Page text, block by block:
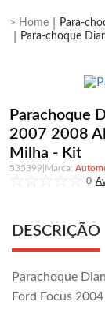
Para-
Para-choque
Parachoque
2007 2008
Milha - Kit
535399
0
DESCRIÇÃO
Parachoque
Ford Focus